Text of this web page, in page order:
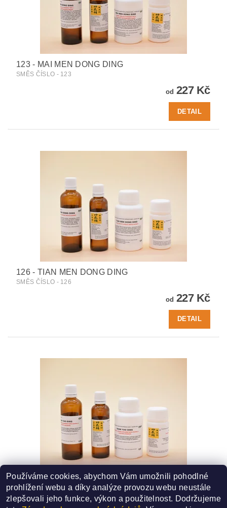
123 - MAI MEN DONG DING
SMĚS ČÍSLO - 123
od 227 Kč
DETAIL
126 - TIAN MEN DONG DING
SMĚS ČÍSLO - 126
od 227 Kč
DETAIL
125 - SHAN YAO DING
SMĚS ČÍSLO - 125
227 Kč
Používáme cookies, abychom Vám umožnili pohodlné
prohlížení webu a díky analýze provozu webu neustále
zlepšovali jeho funkce, výkon a použitelnost. Dodržujeme